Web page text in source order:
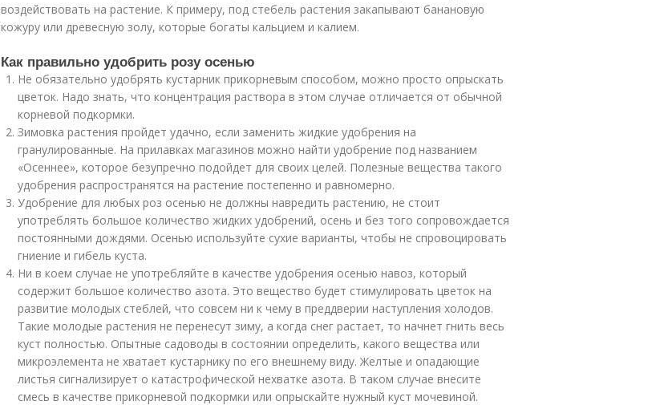
воздействовать на растение. К примеру, под стебель растения закапывают банановую
кожуру или древесную золу, которые богаты кальцием и калием.
Как правильно удобрить розу осенью
Не обязательно удобрять кустарник прикорневым способом, можно просто опрыскать
цветок. Надо знать, что концентрация раствора в этом случае отличается от обычной
корневой подкормки.
Зимовка растения пройдет удачно, если заменить жидкие удобрения на
гранулированные. На прилавках магазинов можно найти удобрение под названием
«Осеннее», которое безупречно подойдет для своих целей. Полезные вещества такого
удобрения распространятся на растение постепенно и равномерно.
Удобрение для любых роз осенью не должны навредить растению, не стоит
употреблять большое количество жидких удобрений, осень и без того сопровождается
постоянными дождями. Осенью используйте сухие варианты, чтобы не спровоцировать
гниение и гибель куста.
Ни в коем случае не употребляйте в качестве удобрения осенью навоз, который
содержит большое количество азота. Это вещество будет стимулировать цветок на
развитие молодых стеблей, что совсем ни к чему в преддверии наступления холодов.
Такие молодые растения не перенесут зиму, а когда снег растает, то начнет гнить весь
куст полностью. Опытные садоводы в состоянии определить, какого вещества или
микроэлемента не хватает кустарнику по его внешнему виду. Желтые и опадающие
листья сигнализирует о катастрофической нехватке азота. В таком случае внесите
смесь в качестве прикорневой подкормки или опрыскайте нужный куст мочевиной.